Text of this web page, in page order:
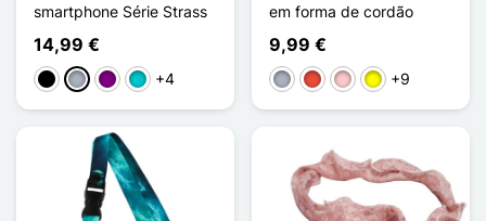
smartphone Série Strass
14,99 €
PretoCinzento
PúrpuraTurquesa
+4
em forma de cordão
9,99 €
CinzentoVermelho
RosaAmarelo
+9